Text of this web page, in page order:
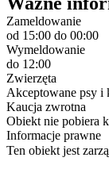
Zameldowanie
od 15:00 do 00:00
Wymeldowanie
do 12:00
Zwierzęta
Akceptowane psy i
Kaucja zwrotna
Obiekt nie pobiera
Informacje prawne
Ten obiekt jest